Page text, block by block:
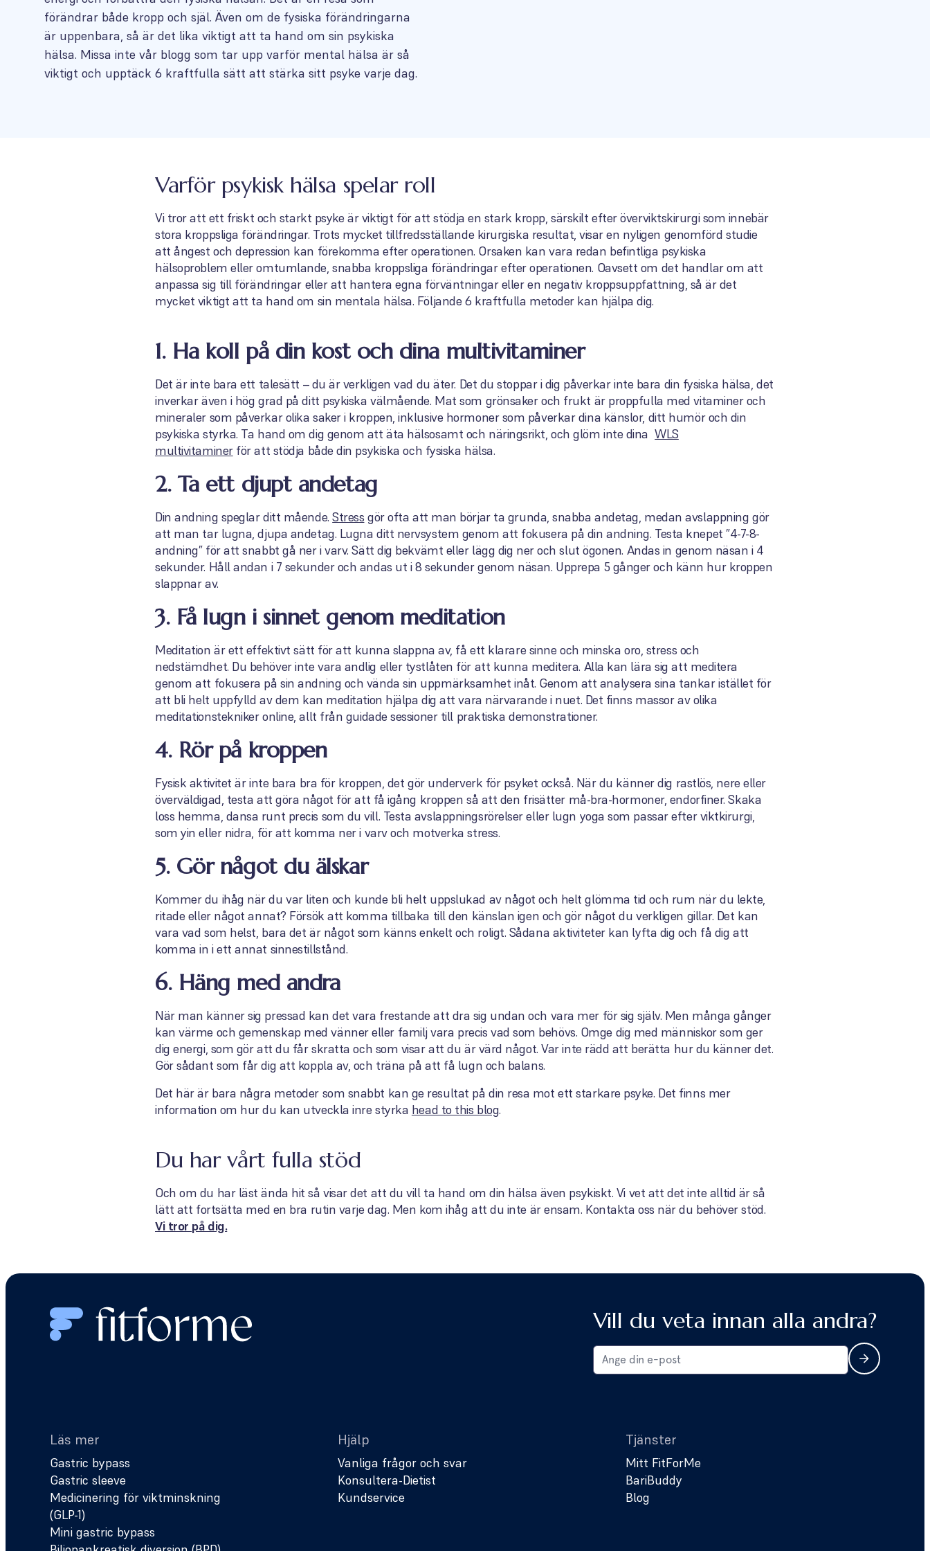
förändrar både kropp och själ. Även om de fysiska förändringarna
är uppenbara, så är det lika viktigt att ta hand om sin psykiska
hälsa. Missa inte vår blogg som tar upp varför mental hälsa är så
viktigt och upptäck 6 kraftfulla sätt att stärka sitt psyke varje dag.
Varför psykisk hälsa spelar roll
Vi tror att ett friskt och starkt psyke är viktigt för att stödja en stark kropp, särskilt efter överviktskirurgi som innebär
stora kroppsliga förändringar. Trots mycket tillfredsställande kirurgiska resultat, visar en nyligen genomförd studie
att ångest och depression kan förekomma efter operationen. Orsaken kan vara redan befintliga psykiska
hälsoproblem eller omtumlande, snabba kroppsliga förändringar efter operationen. Oavsett om det handlar om att
anpassa sig till förändringar eller att hantera egna förväntningar eller en negativ kroppsuppfattning, så är det
mycket viktigt att ta hand om sin mentala hälsa. Följande 6 kraftfulla metoder kan hjälpa dig.
1. Ha koll på din kost och dina multivitaminer
Det är inte bara ett talesätt – du är verkligen vad du äter. Det du stoppar i dig påverkar inte bara din fysiska hälsa, det
inverkar även i hög grad på ditt psykiska välmående. Mat som grönsaker och frukt är proppfulla med vitaminer och
mineraler som påverkar olika saker i kroppen, inklusive hormoner som påverkar dina känslor, ditt humör och din
psykiska styrka. Ta hand om dig genom att äta hälsosamt och näringsrikt, och glöm inte dinaWLS
multivitaminerför att stödja både din psykiska och fysiska hälsa.
2. Ta ett djupt andetag
Din andning speglar ditt mående.Stress gör ofta att man börjar ta grunda, snabba andetag, medan avslappning gör
att man tar lugna, djupa andetag. Lugna ditt nervsystem genom att fokusera på din andning. Testa knepet ”4-7-8-
andning” för att snabbt gå ner i varv. Sätt dig bekvämt eller lägg dig ner och slut ögonen. Andas in genom näsan i 4
sekunder. Håll andan i 7 sekunder och andas ut i 8 sekunder genom näsan. Upprepa 5 gånger och känn hur kroppen
slappnar av.
3. Få lugn i sinnet genom meditation
Meditation är ett effektivt sätt för att kunna slappna av, få ett klarare sinne och minska oro, stress och
nedstämdhet. Du behöver inte vara andlig eller tystlåten för att kunna meditera. Alla kan lära sig att meditera
genom att fokusera på sin andning och vända sin uppmärksamhet inåt. Genom att analysera sina tankar istället för
att bli helt uppfylld av dem kan meditation hjälpa dig att vara närvarande i nuet. Det finns massor av olika
meditationstekniker online, allt från guidade sessioner till praktiska demonstrationer.
4. Rör på kroppen
Fysisk aktivitet är inte bara bra för kroppen, det gör underverk för psyket också. När du känner dig rastlös, nere eller
överväldigad, testa att göra något för att få igång kroppen så att den frisätter må-bra-hormoner, endorfiner. Skaka
loss hemma, dansa runt precis som du vill. Testa avslappningsrörelser eller lugn yoga som passar efter viktkirurgi,
som yin eller nidra, för att komma ner i varv och motverka stress.
5. Gör något du älskar
Kommer du ihåg när du var liten och kunde bli helt uppslukad av något och helt glömma tid och rum när du lekte,
ritade eller något annat? Försök att komma tillbaka till den känslan igen och gör något du verkligen gillar. Det kan
vara vad som helst, bara det är något som känns enkelt och roligt. Sådana aktiviteter kan lyfta dig och få dig att
komma in i ett annat sinnestillstånd.
6. Häng med andra
När man känner sig pressad kan det vara frestande att dra sig undan och vara mer för sig själv. Men många gånger
kan värme och gemenskap med vänner eller familj vara precis vad som behövs. Omge dig med människor som ger
dig energi, som gör att du får skratta och som visar att du är värd något. Var inte rädd att berätta hur du känner det.
Gör sådant som får dig att koppla av, och träna på att få lugn och balans.
Det här är bara några metoder som snabbt kan ge resultat på din resa mot ett starkare psyke. Det finns mer
information om hur du kan utveckla inre styrka head to this blog.
Du har vårt fulla stöd
Och om du har läst ända hit så visar det att du vill ta hand om din hälsa även psykiskt. Vi vet att det inte alltid är så
lätt att fortsätta med en bra rutin varje dag. Men kom ihåg att du inte är ensam. Kontakta oss när du behöver stöd.
Vi tror på dig.
Vill du veta innan alla andra?
Läs mer
Gastric bypass
Gastric sleeve
Medicinering för viktminskning
(GLP-1)
Mini gastric bypass
Hjälp
Vanliga frågor och svar
Konsultera-Dietist
Kundservice
Tjänster
Mitt FitForMe
BariBuddy
Blog